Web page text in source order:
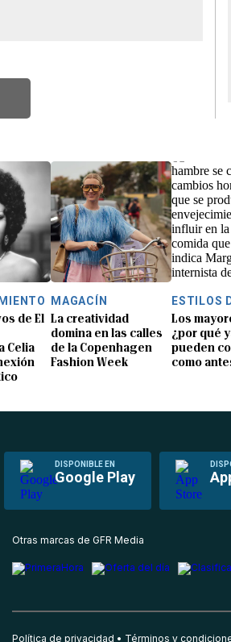
de El
Celia
MAGACÍN
La creatividad
domina en las calles
de la Copenhagen
Fashion Week
ESTILOS
Los
¿por qué
pueden
como
DISPONIBLE EN
Google Play
Otras marcas de GFR Media
Política de privacidad Términos y